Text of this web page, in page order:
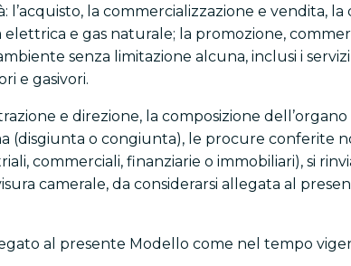
la commercializzazione e vendita, la
e gas naturale; la promozione,
senza limitazione alcuna, inclusi i
e gasivori.
e direzione, la composizione
(disgiunta o congiunta), le procure conferite
commerciali, finanziarie o immobiliari), si
camerale, da considerarsi allegata al
al presente Modello come nel tempo